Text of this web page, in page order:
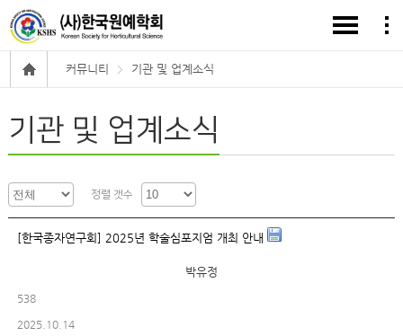
커뮤니티 기관 및 업계소식
기관 및 업계소식
정렬 갯수
[한국종자연구회] 2025년 학술심포지엄 개최 안내
박유정
538
2025.10.14